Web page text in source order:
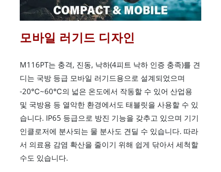
모바일 러기드 디자인
M116PT는 충격, 진동, 낙하(4피트 낙하 인증 충족)를 견
디는 국방 등급 모바일 러기드용으로 설계되었으며
-20℃~60℃의 넓은 온도에서 작동할 수 있어 산업용
및 국방용 등 열악한 환경에서도 태블릿을 사용할 수 있
습니다. IP65 등급으로 방진 기능을 갖추고 있으며 기기
인클로저에 분사되는 물 분사도 견딜 수 있습니다. 따라
서 의료용 감염 확산을 줄이기 위해 쉽게 닦아서 세척할
수도 있습니다.